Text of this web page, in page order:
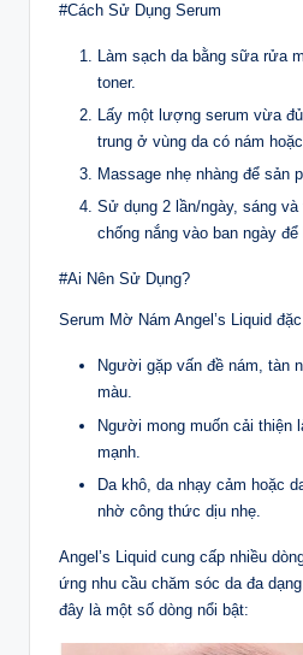
#Cách Sử Dụng Serum
Làm sạch da bằng sữa rửa
toner.
Lấy một lượng serum vừa
trung ở vùng da có nám
Massage nhẹ nhàng để sản
Sử dụng 2 lần/ngày, sáng
chống nắng vào ban ngày
#Ai Nên Sử Dụng?
Serum Mờ Nám Angel’s Liquid
Người gặp vấn đề nám, tàn
màu.
Người mong muốn cải thiện
mạnh.
Da khô, da nhạy cảm hoặc
nhờ công thức dịu nhẹ.
Angel’s Liquid cung cấp nhiều
ứng nhu cầu chăm sóc da đa
đây là một số dòng nổi bật: